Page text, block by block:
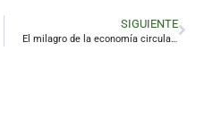
SIGUIENTE
El milagro de la economía circular que viaja desde Linares hasta las comunidades rurales de África